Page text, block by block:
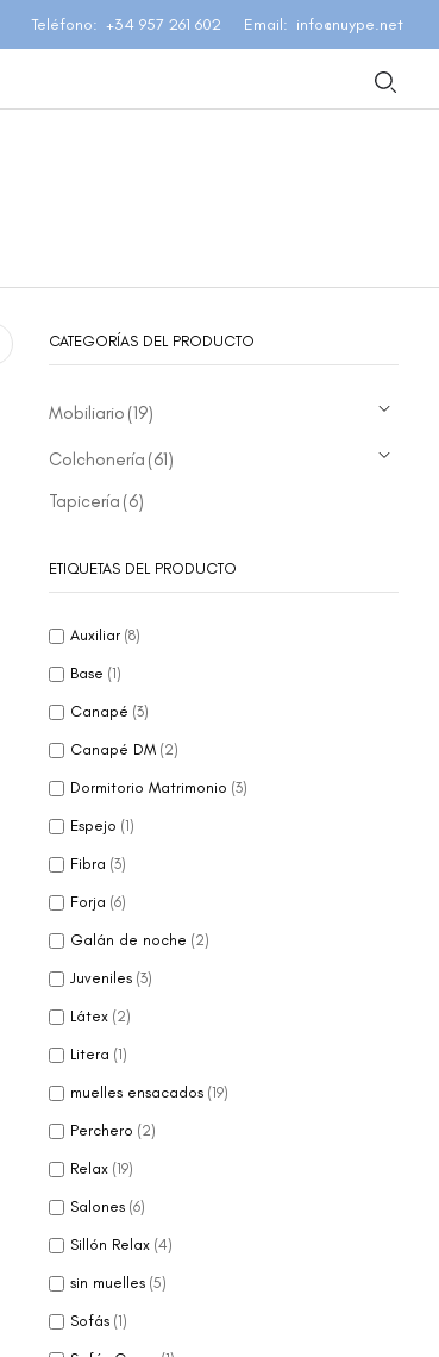
Teléfono +34 957 261 602 Email info@nuype.net
CATEGORÍAS DEL PRODUCTO
Mobiliario (19)
Colchonería (61)
Tapicería (6)
ETIQUETAS DEL PRODUCTO
Auxiliar (8)
Base (1)
Canapé (3)
Canapé DM (2)
Dormitorio Matrimonio (3)
Espejo (1)
Fibra (3)
Forja (6)
Galán de noche (2)
Juveniles (3)
Látex (2)
Litera (1)
muelles ensacados (19)
Perchero (2)
Relax (19)
Salones (6)
Sillón Relax (4)
sin muelles (5)
Sofás (1)